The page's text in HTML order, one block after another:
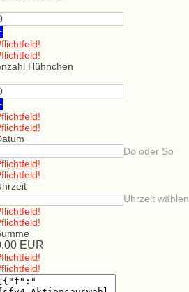
Hühnchen
Do oder So
Uhrzeit wählen
EUR